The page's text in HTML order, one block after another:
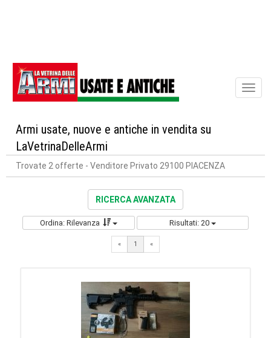
Armi usate, nuove e antiche in vendita su
LaVetrinaDelleArmi
Trovate 2 offerte - Venditore Privato 29100 PIACENZA
RICERCA AVANZATA
Ordina: Rilevanza Risultati: 20
« 1 «